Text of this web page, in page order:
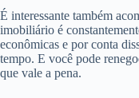
É interessante também
imobiliário é
econômicas e por conta
tempo. E você pode
que vale a pena.